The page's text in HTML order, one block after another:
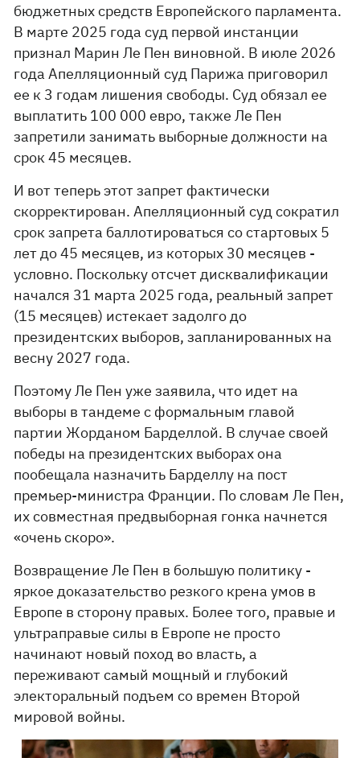
бюджетных средств Европейского парламента.
В марте 2025 года суд первой инстанции
признал Марин Ле Пен виновной. В июле 2026
года Апелляционный суд Парижа приговорил
ее к 3 годам лишения свободы. Суд обязал ее
выплатить 100 000 евро, также Ле Пен
запретили занимать выборные должности на
срок 45 месяцев.
И вот теперь этот запрет фактически
скорректирован. Апелляционный суд сократил
срок запрета баллотироваться со стартовых 5
лет до 45 месяцев, из которых 30 месяцев -
условно. Поскольку отсчет дисквалификации
начался 31 марта 2025 года, реальный запрет
(15 месяцев) истекает задолго до
президентских выборов, запланированных на
весну 2027 года.
Поэтому Ле Пен уже заявила, что идет на
выборы в тандеме с формальным главой
партии Жорданом Барделлой. В случае своей
победы на президентских выборах она
пообещала назначить Барделлу на пост
премьер-министра Франции. По словам Ле Пен,
их совместная предвыборная гонка начнется
«очень скоро».
Возвращение Ле Пен в большую политику -
яркое доказательство резкого крена умов в
Европе в сторону правых. Более того, правые и
ультраправые силы в Европе не просто
начинают новый поход во власть, а
переживают самый мощный и глубокий
электоральный подъем со времен Второй
мировой войны.